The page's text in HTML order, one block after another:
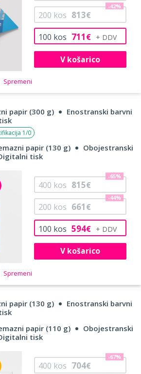
100 kos 711€
200 kos 813€
-42%
V košarico
Spremeni
papir (300 g)
Enostranski barvni
1/0
papir (130 g)
Obojestranski
tisk
100 kos 594€
200 kos 661€
-44%
400 kos 815€
-65%
V košarico
Spremeni
papir (130 g)
Enostranski barvni
papir (110 g)
Obojestranski
tisk
400 kos 704€
-67%